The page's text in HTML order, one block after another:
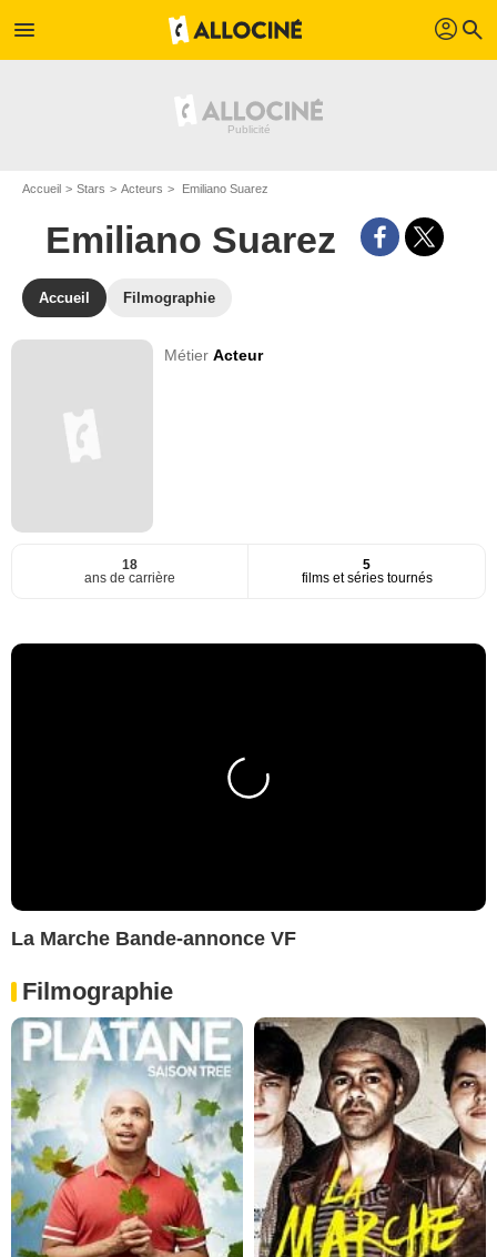
menu profil search
Accueil Stars Acteurs Emiliano Suarez
Emiliano Suarez
Accueil Filmographie
MétierActeur
18
ans de carrière
5
films et séries tournés
La Marche Bande-annonce VF
Filmographie